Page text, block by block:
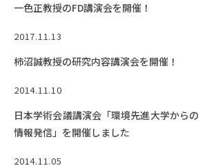
一色正教授のFD講演会を開催！
2017.11.13
柿沼誠教授の研究内容講演会を開催！
2014.11.10
日本学術会議講演会「環境先進大学からの
情報発信」を開催しました
2014.11.05